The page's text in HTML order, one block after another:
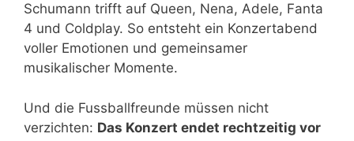
Schumann trifft auf Queen, Nena, Adele, Fanta
4 und Coldplay. So entsteht ein Konzertabend
voller Emotionen und gemeinsamer
musikalischer Momente.
Und die Fussballfreunde müssen nicht
verzichten: Das Konzert endet rechtzeitig vor